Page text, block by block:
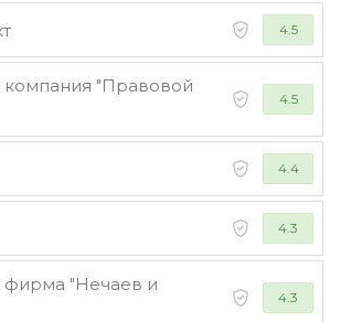
4.5
"Правовой
4.5
4.4
4.3
"Нечаев и
4.3